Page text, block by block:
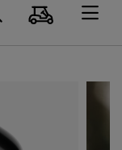
Suche